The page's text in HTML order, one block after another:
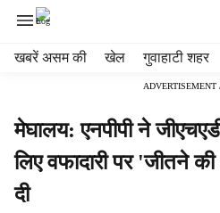
खबरें असम की खेल गुवाहाटी शहर
ADVERTISEMENT
मेघालय: एनपीपी ने
लिए वफादारी पर 'जीतने
दी